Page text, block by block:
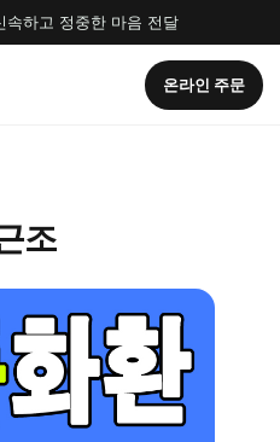
속하고 정중한 마음 전달
온라인 주문
조